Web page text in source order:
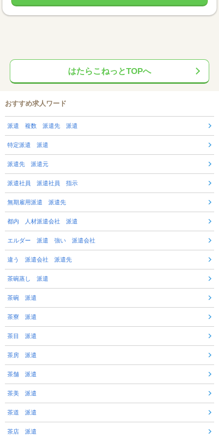
はたらこねっとTOPへ
おすすめ求人ワード
派遣 複数 派遣先 派遣
特定派遣 派遣
派遣先 派遣元
派遣社員 派遣社員 指示
無期雇用派遣 派遣先
都内 人材派遣会社 派遣
エルダー 派遣 強い 派遣会社
違う 派遣会社 派遣先
茶碗蒸し 派遣
茶碗 派遣
茶寮 派遣
茶目 派遣
茶房 派遣
茶舗 派遣
茶美 派遣
茶道 派遣
茶店 派遣